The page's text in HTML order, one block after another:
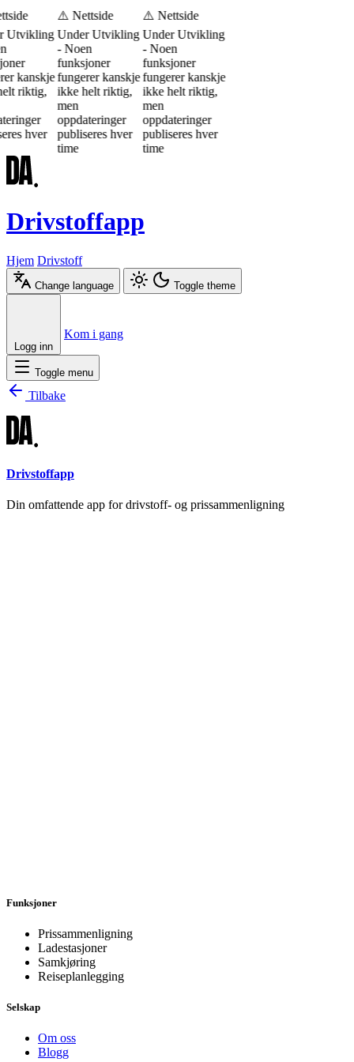
Utvikling
kanskje
riktig,
hver
⚠️ Nettside
Under Utvikling
- Noen
funksjoner
fungerer kanskje
ikke helt riktig,
men
oppdateringer
publiseres hver
time
⚠️ Nettside
Under Utvikling
- Noen
funksjoner
fungerer kanskje
ikke helt riktig,
men
oppdateringer
publiseres hver
time
Drivstoffapp
Hjem Drivstoff
Change language Toggle theme
Logg inn
Kom i gang
Toggle menu
Tilbake
Drivstoffapp
Din omfattende app for drivstoff- og prissammenligning
Funksjoner
Prissammenligning
Ladestasjoner
Samkjøring
Reiseplanlegging
Selskap
Om oss
Blogg